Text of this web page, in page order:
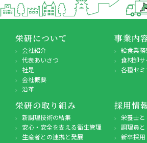
栄研について
会社紹介
代表あいさつ
社是
会社概要
沿革
事業内
給食業務
食材卸サ
各種セミ
栄研の取り組み
新調理技術の結集
安心・安全を支える衛生管理
生産者との連携と発展
採用情
栄養士
調理員
新卒採用